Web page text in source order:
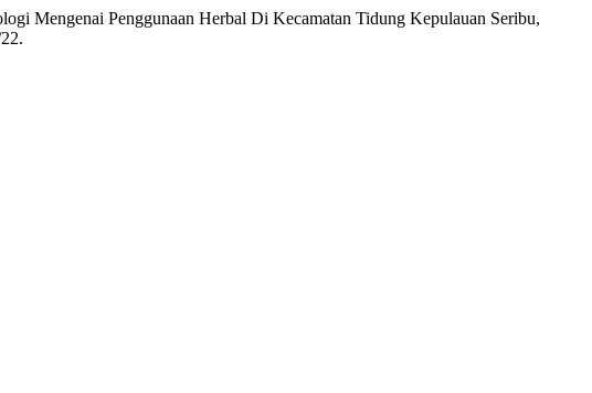
Mengenai Penggunaan Herbal Di Kecamatan Tidung Kepulauan Seribu,